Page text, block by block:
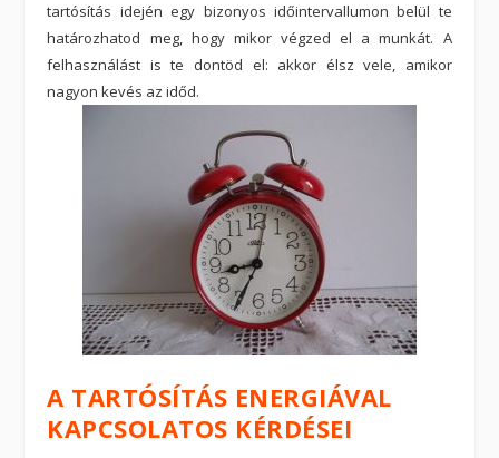
tartósítás idején egy bizonyos időintervallumon belül te
határozhatod meg, hogy mikor végzed el a munkát. A
felhasználást is te dontöd el: akkor élsz vele, amikor
nagyon kevés az időd.
A TARTÓSÍTÁS ENERGIÁVAL
KAPCSOLATOS KÉRDÉSEI